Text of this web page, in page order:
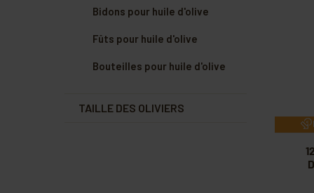
Bidons pour huile d'olive
Fûts pour huile d'olive
Bouteilles pour huile d'olive
TAILLE DES OLIVIERS